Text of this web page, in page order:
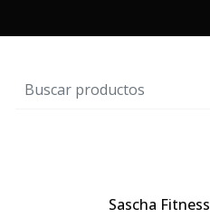
Sascha Fitness